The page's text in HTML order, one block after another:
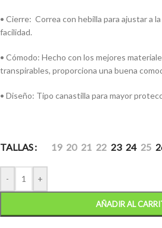
• Cierre: Correa con hebilla para ajustar a
facilidad.
• Cómodo: Hecho con los mejores
transpirables, proporciona una buena
• Diseño: Tipo canastilla para mayor
TALLAS 19 20 21 22 23 24 25
- +
AÑADIR AL